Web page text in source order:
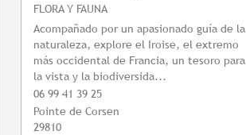
FLORA Y FAUNA
Acompañado por un apasionado guía de la
naturaleza, explore el Iroise, el extremo
más occidental de Francia, un tesoro para
la vista y la biodiversida...
06 99 41 39 25
Pointe de Corsen
29810